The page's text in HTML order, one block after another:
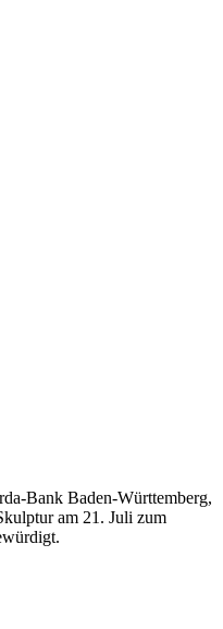
Bank Baden-Württemberg,
am 21. Juli zum